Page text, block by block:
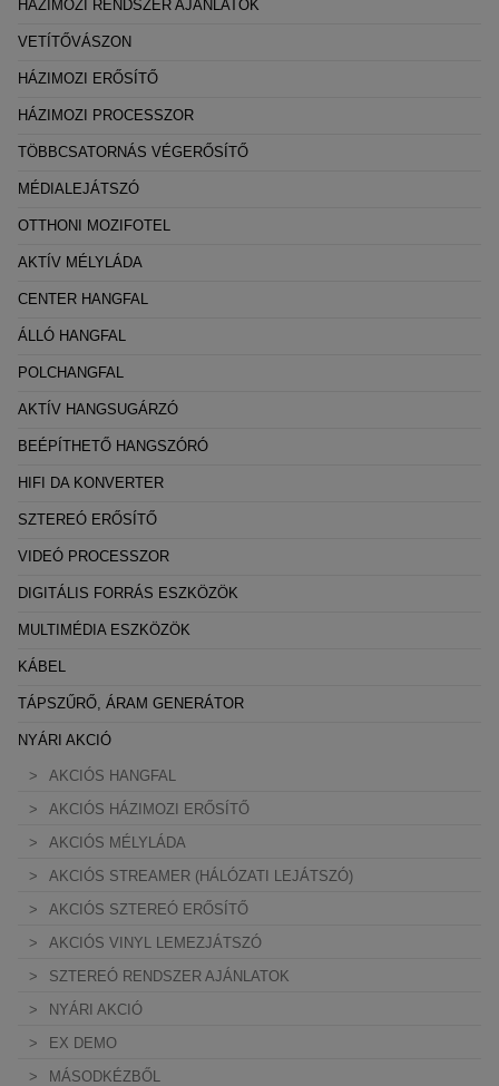
HÁZIMOZI RENDSZER AJÁNLATOK
VETÍTŐVÁSZON
HÁZIMOZI ERŐSÍTŐ
HÁZIMOZI PROCESSZOR
TÖBBCSATORNÁS VÉGERŐSÍTŐ
MÉDIALEJÁTSZÓ
OTTHONI MOZIFOTEL
AKTÍV MÉLYLÁDA
CENTER HANGFAL
ÁLLÓ HANGFAL
POLCHANGFAL
AKTÍV HANGSUGÁRZÓ
BEÉPÍTHETŐ HANGSZÓRÓ
HIFI DA KONVERTER
SZTEREÓ ERŐSÍTŐ
VIDEÓ PROCESSZOR
DIGITÁLIS FORRÁS ESZKÖZÖK
MULTIMÉDIA ESZKÖZÖK
KÁBEL
TÁPSZŰRŐ, ÁRAM GENERÁTOR
NYÁRI AKCIÓ
AKCIÓS HANGFAL
AKCIÓS HÁZIMOZI ERŐSÍTŐ
AKCIÓS MÉLYLÁDA
AKCIÓS STREAMER (HÁLÓZATI LEJÁTSZÓ)
AKCIÓS SZTEREÓ ERŐSÍTŐ
AKCIÓS VINYL LEMEZJÁTSZÓ
SZTEREÓ RENDSZER AJÁNLATOK
NYÁRI AKCIÓ
EX DEMO
MÁSODKÉZBŐL